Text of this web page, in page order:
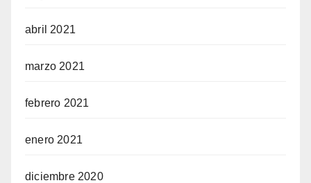
abril 2021
marzo 2021
febrero 2021
enero 2021
diciembre 2020